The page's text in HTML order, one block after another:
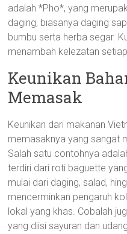
adalah *Pho*, yang
daging, biasanya daging
bumbu serta herba segar.
menambah kelezatan
Keunikan
Memasak
Keunikan dari makanan
memasaknya yang sangat
Salah satu contohnya
terdiri dari roti baguette
mulai dari daging, salad,
mencerminkan pengaruh
lokal yang khas. Cobalah
yang diisi sayuran dan